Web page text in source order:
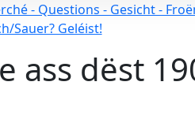
- Questions - Gesicht -
Sauer? Geléist!
ass dëst